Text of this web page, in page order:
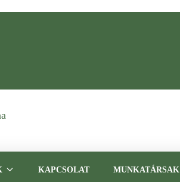
– Tapasztalt szakemberrel
KAPCSOLAT MUNKATÁRSAK